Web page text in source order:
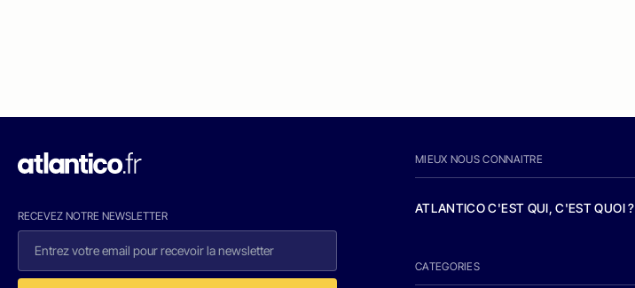
RECEVEZ NOTRE NEWSLETTER
MIEUX NOUS CONNAITRE
ATLANTICO C'EST QUI, C'EST QUOI ?
CATEGORIES